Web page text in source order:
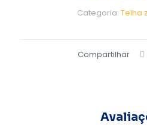
Categoria: Telha
Compartilhar